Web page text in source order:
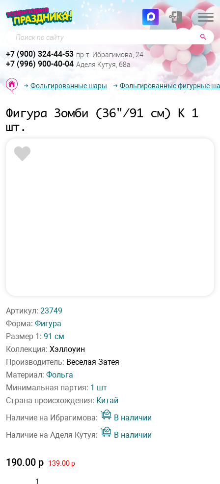
Поиск по сайту
+7 (900) 324-44-53 пр-т. Ибрагимова, 24
+7 (996) 900-40-04 Аделя Кутуя, 68а
Фольгированные шары Фольгированные фигурные
Фигура Зомби (36"/91 см) К 1
шт.
Артикул: 23749
Форма: Фигура
Размер 1: 91 см
Коллекция: Хэллоуин
Производитель: Веселая Затея
Материал: Фольга
Минимальная партия: 1 шт
Страна происхождения: Китай
Наличие на Ибрагимова:
В наличии
Наличие на Аделя Кутуя:
В наличии
190.00 р 139.00 р